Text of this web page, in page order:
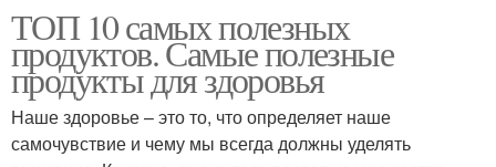
ТОП 10 самых полезных
продуктов. Самые полезные
продукты для здоровья
Наше здоровье – это то, что определяет наше
самочувствие и чему мы всегда должны уделять